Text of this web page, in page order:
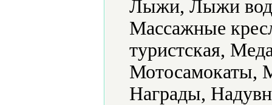
Лыжи, Лыжи
Массажные
туристская,
Мотосамокаты,
Награды,